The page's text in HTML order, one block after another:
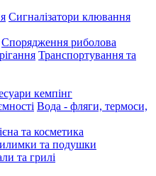
Сигналізатори клювання
Спорядження риболова
Транспортування та
кемпінг
Вода - фляги, термоси,
та косметика
та подушки
та грилі